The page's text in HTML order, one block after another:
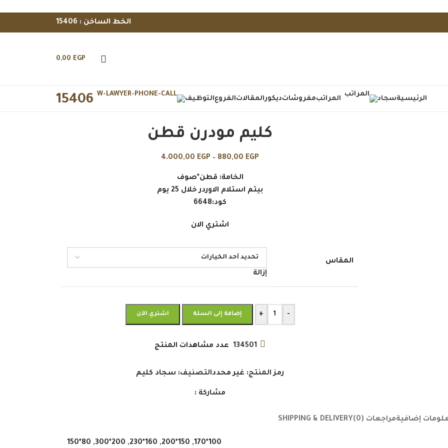
الخط الساخن : 15406
0,00 EGP
الرئيسيةسجاد المراتبمفروشاتديكور المقالاتالفروعالتوظيف 15406
كليم مودرن قطن
880,00 EGP
–
4.000,00 EGP
الخامة: قطن*صوف
بيتم استلام الاوردر خلال 25 يوم
كود:6648
اشتري الان
المقاس
إزالة
-
+ إضافة إلى السلة اشتري الآن
134501 عدد مشاهدات المنتج
رمز المنتج: غير محددالتصنيف: سجاد كليم
مشاركة :
إضافيةمراجعات (0) SHIPPING & DELIVERY
100*170
,
150*200
,
160*230
,
200*300
,
80*150